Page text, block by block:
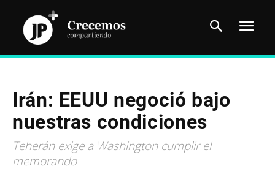
Irán: EEUU negoció bajo
nuestras condiciones
Teherán exige a Washington cumplir el
memorando